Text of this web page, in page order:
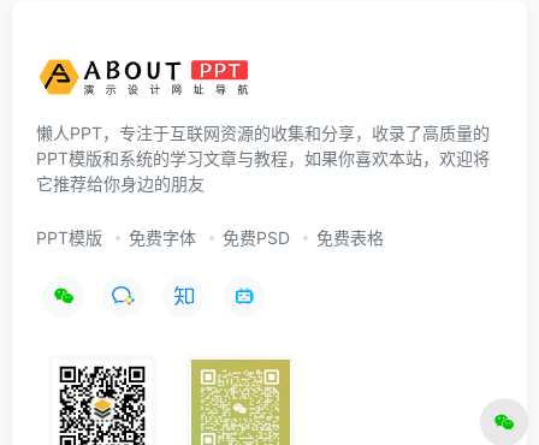
懒人PPT，专注于互联网资源的收集和分享，收录了高质量的
PPT模版和系统的学习文章与教程，如果你喜欢本站，欢迎将
它推荐给你身边的朋友
PPT模版 免费字体 免费PSD 免费表格